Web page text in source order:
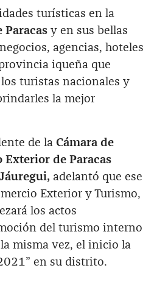
turísticas en la
Paracas y en sus bellas
agencias, hoteles
iqueña que
turistas nacionales y
la mejor
de la Cámara de
de Paracas
adelantó que ese
Exterior y Turismo,
los actos
del turismo interno
misma vez, el inicio la
en su distrito.